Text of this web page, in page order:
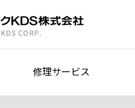
修理サービス